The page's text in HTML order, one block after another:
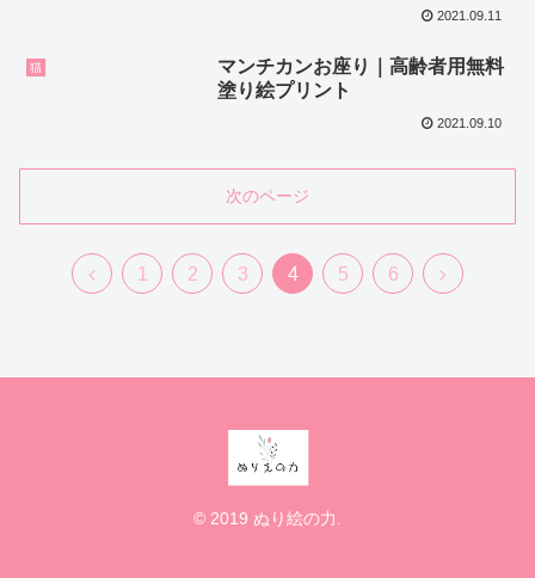
2021.09.11
猫
マンチカンお座り｜高齢者用無料
塗り絵プリント
2021.09.10
次のページ
1 2 3 4 5 6
© 2019 ぬり絵の力.